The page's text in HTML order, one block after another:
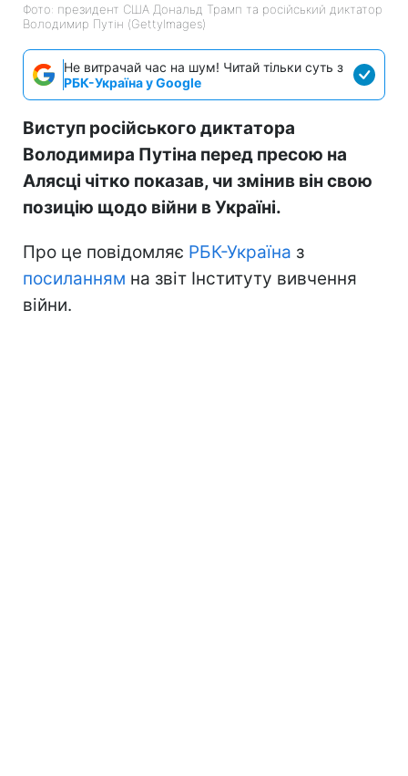
Фото: президент США Дональд Трамп та російський диктатор
Володимир Путін (GettyImages)
Не витрачай час на шум! Читай тільки суть з
РБК-Україна у Google
Виступ російського диктатора
Володимира Путіна перед пресою на
Алясці чітко показав, чи змінив він свою
позицію щодо війни в Україні.
Про це повідомляє РБК-Україна з
посиланням на звіт Інституту вивчення
війни.